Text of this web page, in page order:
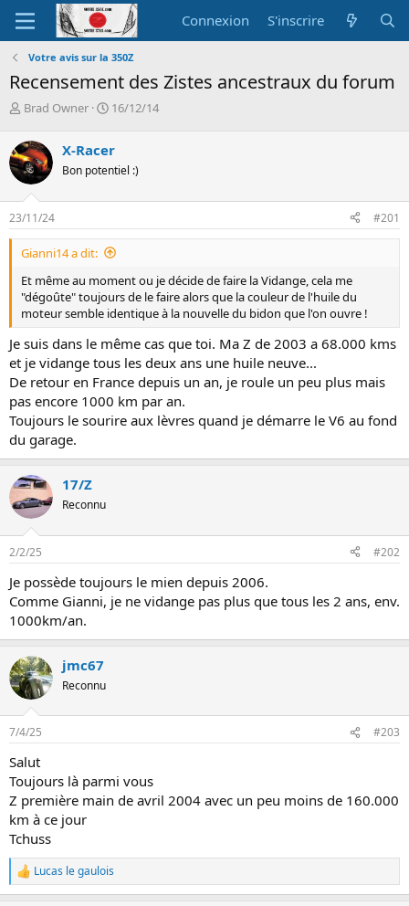
Connexion S'inscrire
Votre avis sur la 350Z
Recensement des Zistes ancestraux du forum
A
t
e
u
r
d
e
l
a
i
s
c
s
s
i
o
n
Brad Owner
D
e
d
d
b
u
16/12/14
X-Racer
Bon potentiel :)
23/11/24 #201
Gianni14 a dit:
Et même au moment ou je décide de faire la Vidange, cela me
"dégoûte" toujours de le faire alors que la couleur de l'huile du
moteur semble identique à la nouvelle du bidon que l'on ouvre !
Je suis dans le même cas que toi. Ma Z de 2003 a 68.000 kms
et je vidange tous les deux ans une huile neuve...
De retour en France depuis un an, je roule un peu plus mais
pas encore 1000 km par an.
Toujours le sourire aux lèvres quand je démarre le V6 au fond
du garage.
17/Z
Reconnu
2/2/25 #202
Je possède toujours le mien depuis 2006.
Comme Gianni, je ne vidange pas plus que tous les 2 ans, env.
1000km/an.
jmc67
Reconnu
7/4/25 #203
Salut
Toujours là parmi vous
Z première main de avril 2004 avec un peu moins de 160.000
km à ce jour
Tchuss
L
e
Lucas le gaulois